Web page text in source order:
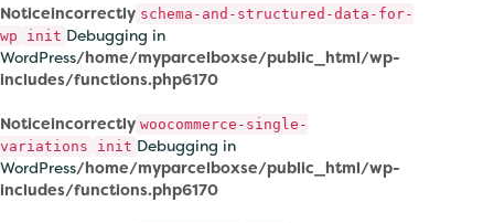
Noticeincorrectly schema-and-structured-data-for-
wp
init Debugging in
WordPress/home/myparcelboxse/public_html/wp-
includes/functions.php6170
Noticeincorrectly woocommerce-single-
variations
init Debugging in
WordPress/home/myparcelboxse/public_html/wp-
includes/functions.php6170